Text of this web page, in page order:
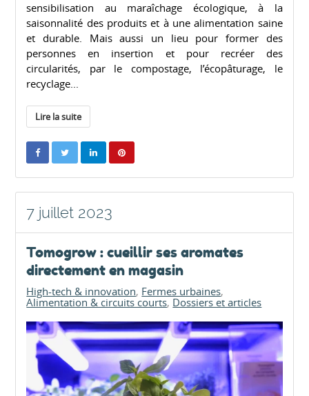
sensibilisation au maraîchage écologique, à la
saisonnalité des produits et à une alimentation saine
et durable. Mais aussi un lieu pour former des
personnes en insertion et pour recréer des
circularités, par le compostage, l’écopâturage, le
recyclage...
Lire la suite
7 juillet 2023
Tomogrow : cueillir ses aromates
directement en magasin
High-tech & innovation Fermes urbaines
Alimentation & circuits courts Dossiers et articles